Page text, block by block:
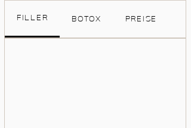
FILLER BOTOX PREISE